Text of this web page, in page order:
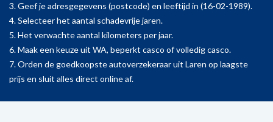
3. Geef je adresgegevens (postcode) en leeftijd in (16-02-1989).
4. Selecteer het aantal schadevrije jaren.
5. Het verwachte aantal kilometers per jaar.
6. Maak een keuze uit WA, beperkt casco of volledig casco.
7. Orden de goedkoopste autoverzekeraar uit Laren op laagste
prijs en sluit alles direct online af.